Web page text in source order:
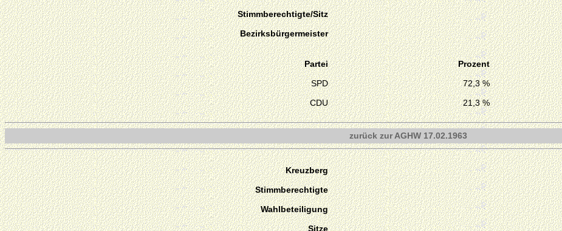
Stimmberechtigte/Sitz
Bezirksbürgermeister
Partei Prozent
SPD
72,3 %
CDU
21,3 %
zurück zur AGHW 17.02.1963
Kreuzberg
Stimmberechtigte
Wahlbeteiligung
Sitze